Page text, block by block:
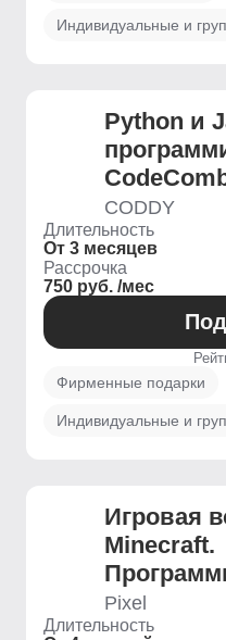
Индивидуальные и
Python и
CODDY
Длительность
От 3 месяцев
Рассрочка
750 руб. /мес
Фирменные подарки
Индивидуальные и
Игровая
Minecraft.
Pixel
Длительность